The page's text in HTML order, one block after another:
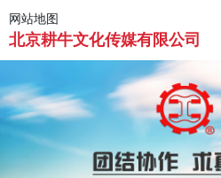
网站地图
北京耕牛文化传媒有限公司